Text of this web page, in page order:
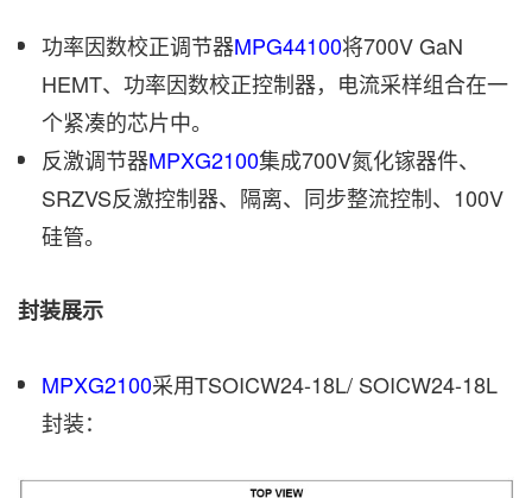
功率因数校正调节器MPG44100将700V GaN
HEMT、功率因数校正控制器，电流采样组合在一
个紧凑的芯片中。
反激调节器MPXG2100集成700V氮化镓器件、
SRZVS反激控制器、隔离、同步整流控制、100V
硅管。
封装展示
MPXG2100采用TSOICW24-18L/ SOICW24-18L
封装：